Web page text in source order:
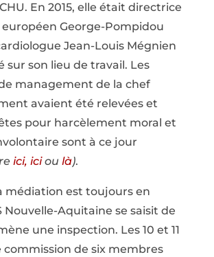
En 2015, elle était directrice
européen George-Pompidou
Jean-Louis Mégnien
sur son lieu de travail. Les
management de la chef
avaient été relevées et
pour harcèlement moral et
sont à ce jour
ici, iciou là).
médiation est toujours en
Nouvelle-Aquitaine se saisit de
une inspection. Les 10 et 11
commission de six membres